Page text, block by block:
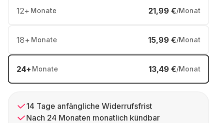
12+ Monate 21,99 €/Monat
18+ Monate 15,99 €/Monat
24+ Monate 13,49 €/Monat
14 Tage anfängliche Widerrufsfrist
Nach 24 Monaten monatlich kündbar